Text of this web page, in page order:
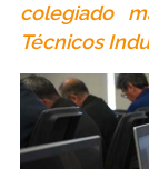
colegiado
Técnicos